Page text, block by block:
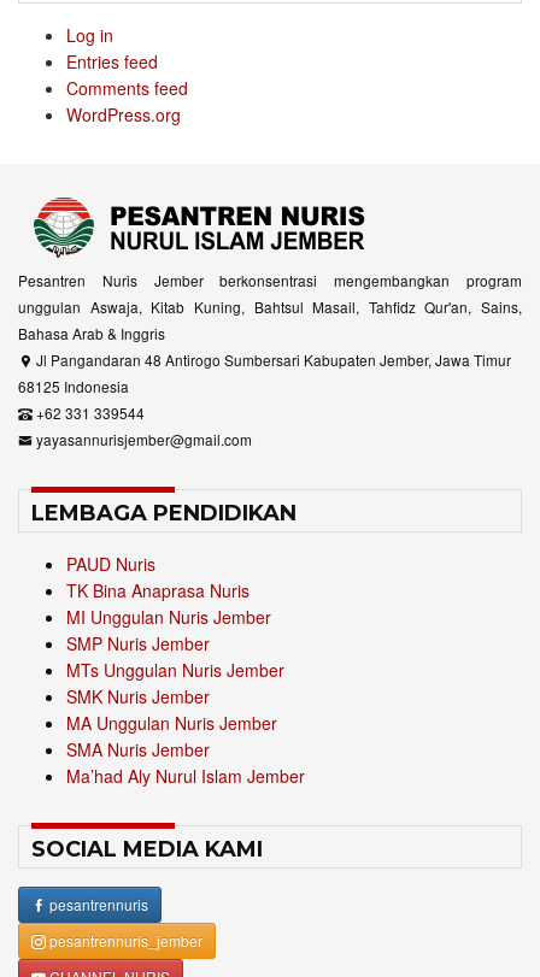
Log in
Entries feed
Comments feed
WordPress.org
Pesantren Nuris Jember berkonsentrasi mengembangkan program
unggulan Aswaja, Kitab Kuning, Bahtsul Masail, Tahfidz Qur'an, Sains,
Bahasa Arab & Inggris
Jl Pangandaran 48 Antirogo Sumbersari Kabupaten Jember, Jawa Timur
68125 Indonesia
+62 331 339544
yayasannurisjember@gmail.com
LEMBAGA PENDIDIKAN
PAUD Nuris
TK Bina Anaprasa Nuris
MI Unggulan Nuris Jember
SMP Nuris Jember
MTs Unggulan Nuris Jember
SMK Nuris Jember
MA Unggulan Nuris Jember
SMA Nuris Jember
Ma’had Aly Nurul Islam Jember
SOCIAL MEDIA KAMI
pesantrennuris
pesantrennuris_jember